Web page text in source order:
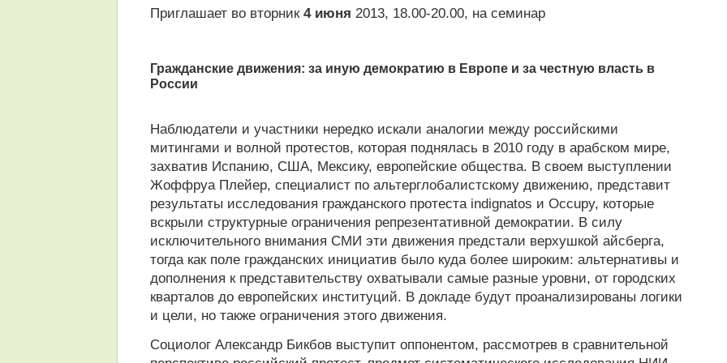
Приглашает во вторник 4 июня 2013, 18.00-20.00, на семинар
Гражданские движения: за иную демократию в Европе и за честную власть в
России
Наблюдатели и участники нередко искали аналогии между российскими
митингами и волной протестов, которая поднялась в 2010 году в арабском мире,
захватив Испанию, США, Мексику, европейские общества. В своем выступлении
Жоффруа Плейер, специалист по альтерглобалистскому движению, представит
результаты исследования гражданского протеста indignatos и Occupy, которые
вскрыли структурные ограничения репрезентативной демократии. В силу
исключительного внимания СМИ эти движения предстали верхушкой айсберга,
тогда как поле гражданских инициатив было куда более широким: альтернативы и
дополнения к представительству охватывали самые разные уровни, от городских
кварталов до европейских институций. В докладе будут проанализированы логики
и цели, но также ограничения этого движения.
Социолог Александр Бикбов выступит оппонентом, рассмотрев в сравнительной